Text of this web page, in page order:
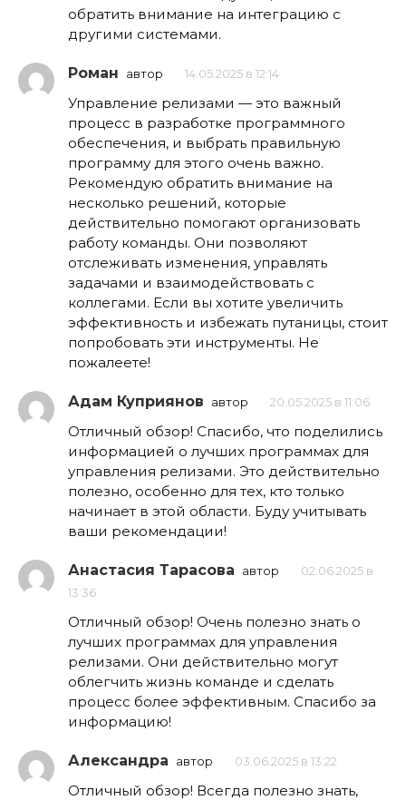
обратить внимание на интеграцию с
другими системами.
Роман автор 14.05.2025 в 12:14
Управление релизами — это важный
процесс в разработке программного
обеспечения, и выбрать правильную
программу для этого очень важно.
Рекомендую обратить внимание на
несколько решений, которые
действительно помогают организовать
работу команды. Они позволяют
отслеживать изменения, управлять
задачами и взаимодействовать с
коллегами. Если вы хотите увеличить
эффективность и избежать путаницы, стоит
попробовать эти инструменты. Не
пожалеете!
Адам Куприянов автор 20.05.2025 в 11:06
Отличный обзор! Спасибо, что поделились
информацией о лучших программах для
управления релизами. Это действительно
полезно, особенно для тех, кто только
начинает в этой области. Буду учитывать
ваши рекомендации!
Анастасия Тарасова автор
02.06.2025 в
13:36
Отличный обзор! Очень полезно знать о
лучших программах для управления
релизами. Они действительно могут
облегчить жизнь команде и сделать
процесс более эффективным. Спасибо за
информацию!
Александра автор 03.06.2025 в 13:22
Отличный обзор! Всегда полезно знать,